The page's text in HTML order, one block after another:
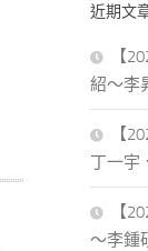
字:
近期文
【
紹～李
【
丁一宇
【
～李鍾